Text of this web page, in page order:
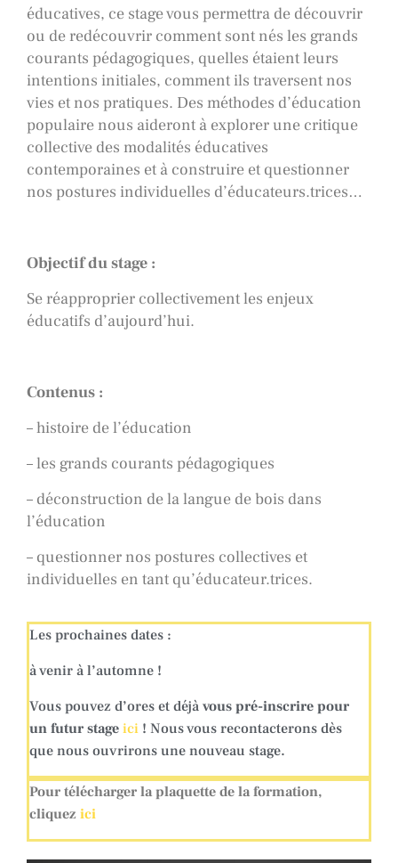
éducatives, ce stage vous permettra de découvrir
ou de redécouvrir comment sont nés les grands
courants pédagogiques, quelles étaient leurs
intentions initiales, comment ils traversent nos
vies et nos pratiques. Des méthodes d’éducation
populaire nous aideront à explorer une critique
collective des modalités éducatives
contemporaines et à construire et questionner
nos postures individuelles d’éducateurs.trices…
Objectif du stage :
Se réapproprier collectivement les enjeux
éducatifs d’aujourd’hui.
Contenus :
– histoire de l’éducation
– les grands courants pédagogiques
– déconstruction de la langue de bois dans
l’éducation
– questionner nos postures collectives et
individuelles en tant qu’éducateur.trices.
Les prochaines dates :
à venir à l’automne !
Vous pouvez d’ores et déjà vous pré-inscrire pour
un futur stage ici ! Nous vous recontacterons dès
que nous ouvrirons une nouveau stage.
Pour télécharger la plaquette de la formation,
cliquez ici